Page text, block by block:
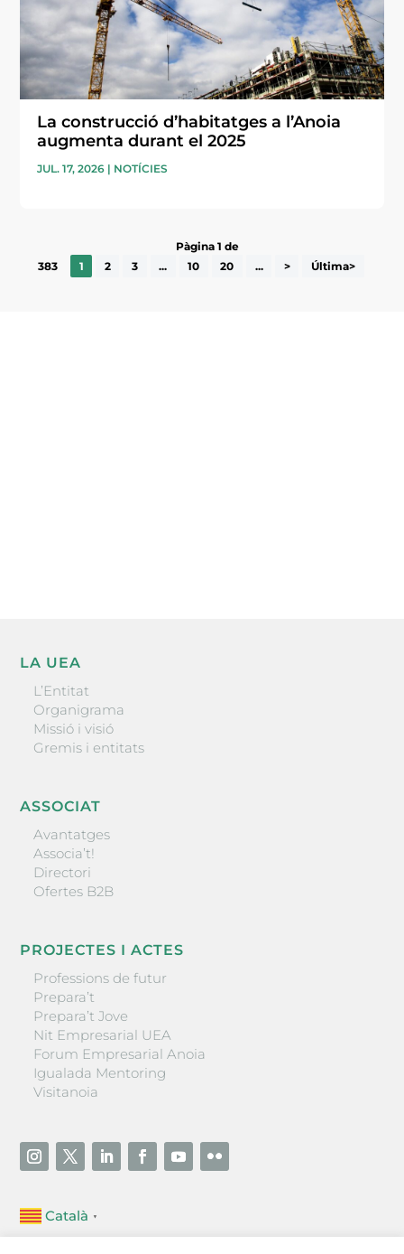
La construcció d’habitatges a l’Anoia
augmenta durant el 2025
JUL. 17, 2026 | NOTÍCIES
Pàgina 1 de
383
1 2 3 ... 10 20 ... > Última>
LA UEA
L’Entitat
Organigrama
Missió i visió
Gremis i entitats
ASSOCIAT
Avantatges
Associa’t!
Directori
Ofertes B2B
PROJECTES I ACTES
Professions de futur
Prepara’t
Prepara’t Jove
Nit Empresarial UEA
Forum Empresarial Anoia
Igualada Mentoring
Visitanoia
Català ▼